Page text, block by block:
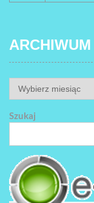
ARCHIWUM
ARCHIWUM
Szukaj